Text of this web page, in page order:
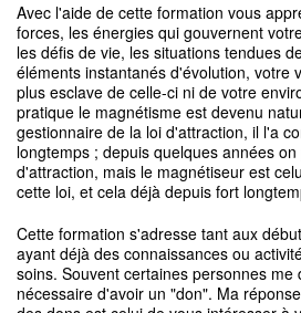
Avec l'aide de cette formation vous
forces, les énergies qui gouvernent
les défis de vie, les situations tendues
éléments instantanés d'évolution, votre
plus esclave de celle-ci ni de votre
pratique le magnétisme est devenu
gestionnaire de la loi d'attraction, il l'a
longtemps ; depuis quelques années
d'attraction, mais le magnétiseur est
cette loi, et cela déjà depuis fort
Cette formation s'adresse tant aux
ayant déjà des connaissances ou
soins. Souvent certaines personnes me
nécessaire d'avoir un "don". Ma